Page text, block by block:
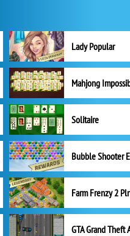
Lady Popular
Mahjong
Solitaire
GTA Grand Theft